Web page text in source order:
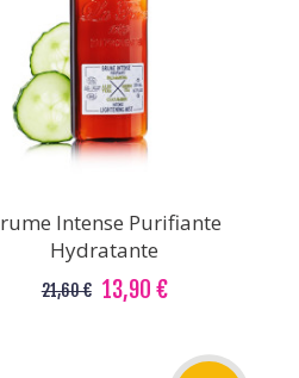
Intense Purifiante
Hydratante
21,60 € 13,90 €